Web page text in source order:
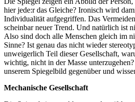
hier jede:r das Gleiche? Ironisch wird
Individualität aufgegriffen. Das
scheinbar neuer Trend. Und natürlich ist
Also sind doch alle Menschen gleich im
Sinne? Ist genau das nicht wieder
unweigerlich Teil dieser Gesellschaft,
wichtig, nicht in der Masse
unserem Spiegelbild gegenüber und
Mechanische Gesellschaft